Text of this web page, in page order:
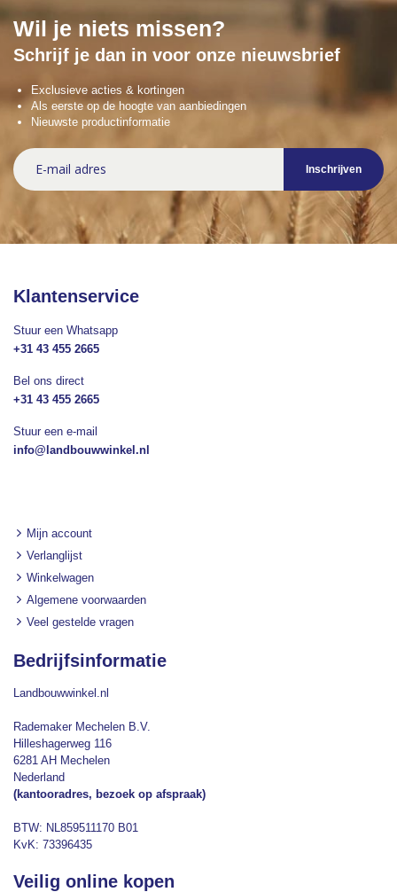
Wil je niets missen?
Schrijf je dan in voor onze nieuwsbrief
Exclusieve acties & kortingen
Als eerste op de hoogte van aanbiedingen
Nieuwste productinformatie
Abonneer
u
op
Inschrijven
Klantenservice
Stuur een Whatsapp
+31 43 455 2665
Bel ons direct
+31 43 455 2665
Stuur een e-mail
info@landbouwwinkel.nl
Mijn account
Verlanglijst
Winkelwagen
Algemene voorwaarden
Veel gestelde vragen
Bedrijfsinformatie
Landbouwwinkel.nl
Rademaker Mechelen B.V.
Hilleshagerweg 116
6281 AH Mechelen
Nederland
(kantooradres, bezoek op afspraak)
BTW: NL859511170 B01
KvK: 73396435
Veilig online kopen